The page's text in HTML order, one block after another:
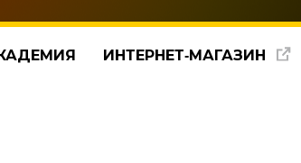
ИНТЕРНЕТ‑МАГАЗИН